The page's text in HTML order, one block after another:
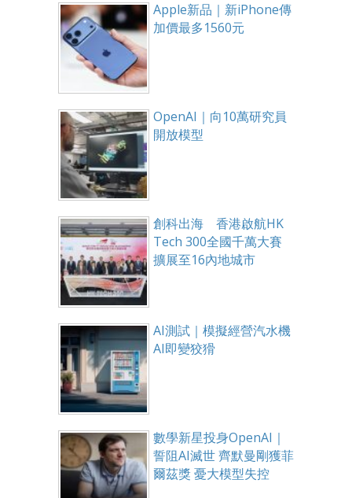
Apple新品｜新iPhone傳
加價最多1560元
OpenAI｜向10萬研究員
開放模型
創科出海 香港啟航HK
Tech 300全國千萬大賽
擴展至16內地城市
AI測試｜模擬經營汽水機
AI即變狡猾
數學新星投身OpenAI｜
誓阻AI滅世 齊默曼剛獲菲
爾茲獎 憂大模型失控